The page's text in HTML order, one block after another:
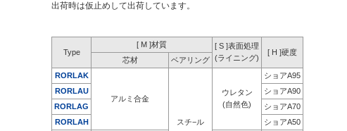
出荷時は仮止めして出荷しています。
Type
[ M ]材質
[ S ]表面処理
(ライニング)
[ H ]硬度
芯材
ベアリング
RORLAK
アルミ合金
スチ−ル
ウレタン
(自然色)
ショアA95
RORLAU
ショアA90
RORLAG
ショアA70
RORLAH
ショアA50